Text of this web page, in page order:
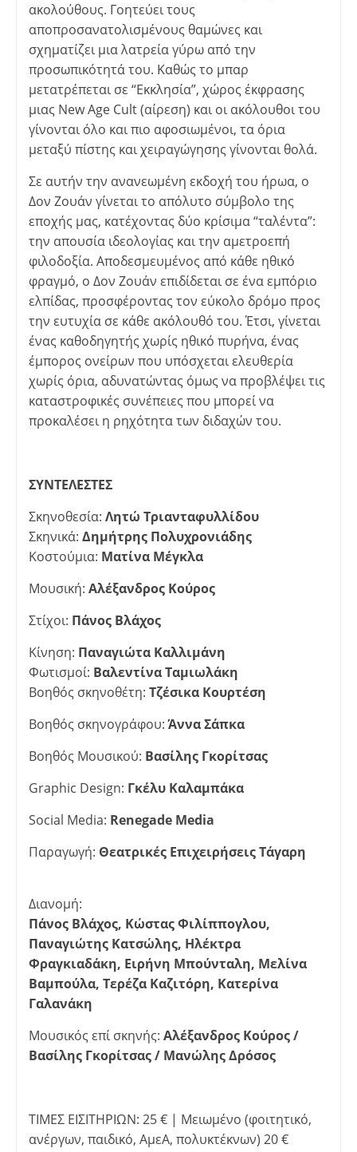
ακολούθους. Γοητεύει τους
αποπροσανατολισμένους θαμώνες και
σχηματίζει μια λατρεία γύρω από την
προσωπικότητά του. Καθώς το μπαρ
μετατρέπεται σε “Εκκλησία”, χώρος έκφρασης
μιας New Age Cult (αίρεση) και οι ακόλουθοι του
γίνονται όλο και πιο αφοσιωμένοι, τα όρια
μεταξύ πίστης και χειραγώγησης γίνονται θολά.
Σε αυτήν την ανανεωμένη εκδοχή του ήρωα, ο
Δον Ζουάν γίνεται το απόλυτο σύμβολο της
εποχής μας, κατέχοντας δύο κρίσιμα “ταλέντα”:
την απουσία ιδεολογίας και την αμετροεπή
φιλοδοξία. Αποδεσμευμένος από κάθε ηθικό
φραγμό, ο Δον Ζουάν επιδίδεται σε ένα εμπόριο
ελπίδας, προσφέροντας τον εύκολο δρόμο προς
την ευτυχία σε κάθε ακόλουθό του. Έτσι, γίνεται
ένας καθοδηγητής χωρίς ηθικό πυρήνα, ένας
έμπορος ονείρων που υπόσχεται ελευθερία
χωρίς όρια, αδυνατώντας όμως να προβλέψει τις
καταστροφικές συνέπειες που μπορεί να
προκαλέσει η ρηχότητα των διδαχών του.
ΣΥΝΤΕΛΕΣΤΕΣ
Σκηνοθεσία: Λητώ Τριανταφυλλίδου
Σκηνικά: Δημήτρης Πολυχρονιάδης
Κοστούμια: Ματίνα Μέγκλα
Μουσική: Αλέξανδρος Κούρος
Στίχοι: Πάνος Βλάχος
Κίνηση: Παναγιώτα Καλλιμάνη
Φωτισμοί: Βαλεντίνα Ταμιωλάκη
Βοηθός σκηνοθέτη: Τζέσικα Κουρτέση
Βοηθός σκηνογράφου:Άννα Σάπκα
Βοηθός Μουσικού: Βασίλης Γκορίτσας
Graphic Design: Γκέλυ Καλαμπάκα
Social Media: Renegade Media
Παραγωγή: Θεατρικές Επιχειρήσεις Τάγαρη
Διανομή:
Πάνος Βλάχος, Κώστας Φιλίππογλου,
Παναγιώτης Κατσώλης, Ηλέκτρα
Φραγκιαδάκη, Ειρήνη Μπούνταλη, Μελίνα
Βαμπούλα, Τερέζα Καζιτόρη, Κατερίνα
Γαλανάκη
Μουσικός επί σκηνής: Αλέξανδρος Κούρος /
Βασίλης Γκορίτσας / Μανώλης Δρόσος
ΤΙΜΕΣ ΕΙΣΙΤΗΡΙΩΝ: 25 € | Μειωμένο (φοιτητικό,
ανέργων, παιδικό, ΑμεΑ, πολυκτέκνων) 20 €